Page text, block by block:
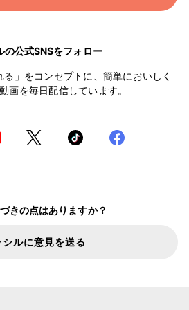
の公式SNSをフォロー
る」をコンセプトに、簡単においしく
画を毎日配信しています。
きの点はありますか？
シルに意見を送る